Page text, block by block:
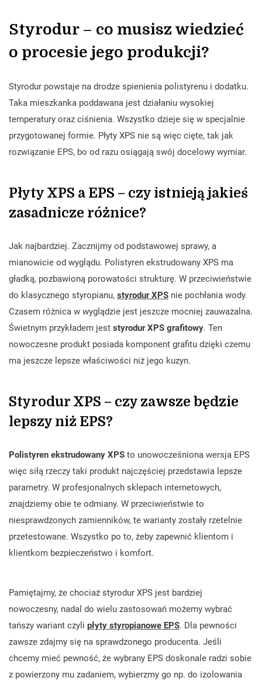
Styrodur – co musisz wiedzieć
o procesie jego produkcji?
Styrodur powstaje na drodze spienienia polistyrenu i dodatku.
Taka mieszkanka poddawana jest działaniu wysokiej
temperatury oraz ciśnienia. Wszystko dzieje się w specjalnie
przygotowanej formie. Płyty XPS nie są więc cięte, tak jak
rozwiązanie EPS, bo od razu osiągają swój docelowy wymiar.
Płyty XPS a EPS – czy istnieją jakieś
zasadnicze różnice?
Jak najbardziej. Zacznijmy od podstawowej sprawy, a
mianowicie od wyglądu. Polistyren ekstrudowany XPS ma
gładką, pozbawioną porowatości strukturę. W przeciwieństwie
do klasycznego styropianu, styrodur XPS nie pochłania wody.
Czasem różnica w wyglądzie jest jeszcze mocniej zauważalna.
Świetnym przykładem jest styrodur XPS grafitowy. Ten
nowoczesne produkt posiada komponent grafitu dzięki czemu
ma jeszcze lepsze właściwości niż jego kuzyn.
Styrodur XPS – czy zawsze będzie
lepszy niż EPS?
Polistyren ekstrudowany XPS to unowocześniona wersja EPS
więc siłą rzeczy taki produkt najczęściej przedstawia lepsze
parametry. W profesjonalnych sklepach internetowych,
znajdziemy obie te odmiany. W przeciwieństwie to
niesprawdzonych zamienników, te warianty zostały rzetelnie
przetestowane. Wszystko po to, żeby zapewnić klientom i
klientkom bezpieczeństwo i komfort.
Pamiętajmy, że chociaż styrodur XPS jest bardziej
nowoczesny, nadal do wielu zastosowań możemy wybrać
tańszy wariant czyli płyty styropianowe EPS. Dla pewności
zawsze zdajmy się na sprawdzonego producenta. Jeśli
chcemy mieć pewność, że wybrany EPS doskonale radzi sobie
z powierzony mu zadaniem, wybierzmy go np. do izolowania